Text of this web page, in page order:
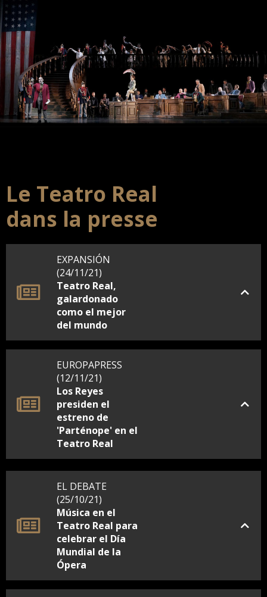
Le Teatro Real
dans la presse
EXPANSIÓN
(24/11/21)
Teatro Real,
galardonado
como el mejor
del mundo
EUROPAPRESS
(12/11/21)
Los Reyes
presiden el
estreno de
'Parténope' en el
Teatro Real
EL DEBATE
(25/10/21)
Música en el
Teatro Real para
celebrar el Día
Mundial de la
Ópera